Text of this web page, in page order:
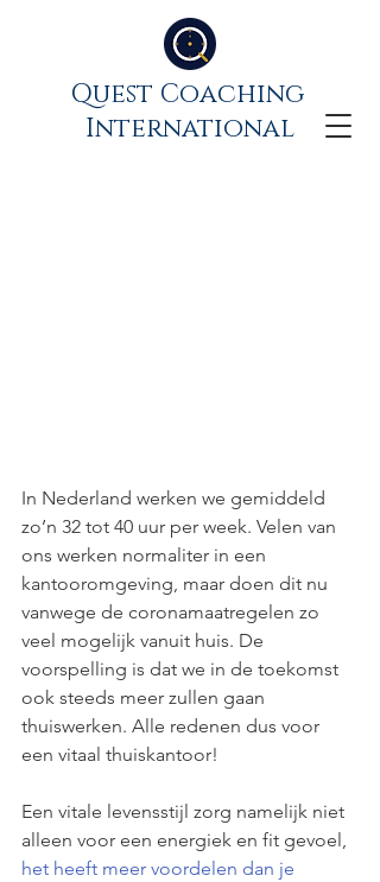
Quest Coaching
International
In Nederland werken we gemiddeld
zo’n 32 tot 40 uur per week. Velen van
ons werken normaliter in een
kantooromgeving, maar doen dit nu
vanwege de coronamaatregelen zo
veel mogelijk vanuit huis. De
voorspelling is dat we in de toekomst
ook steeds meer zullen gaan
thuiswerken. Alle redenen dus voor
een vitaal thuiskantoor!
Een vitale levensstijl zorg namelijk niet
alleen voor een energiek en fit gevoel,
het heeft meer voordelen dan je